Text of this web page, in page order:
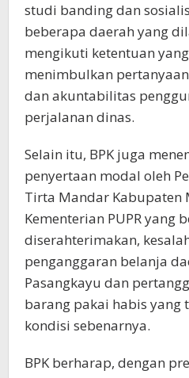
studi banding dan
beberapa daerah yang
mengikuti ketentuan
menimbulkan
dan akuntabilitas
perjalanan dinas.
Selain itu, BPK juga
penyertaan modal oleh
Tirta Mandar Kabupaten
Kementerian PUPR yang
diserahterimakan,
penganggaran belanja
Pasangkayu dan
barang pakai habis yang
kondisi sebenarnya.
BPK berharap, dengan